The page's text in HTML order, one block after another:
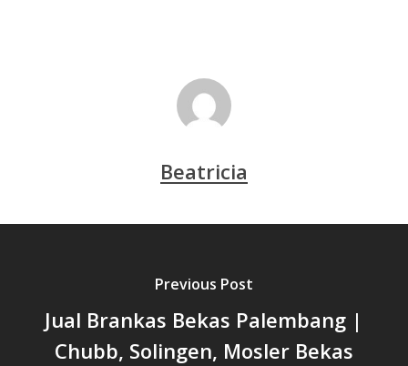
Beatricia
Previous Post
Jual Brankas Bekas Palembang |
Chubb, Solingen, Mosler Bekas